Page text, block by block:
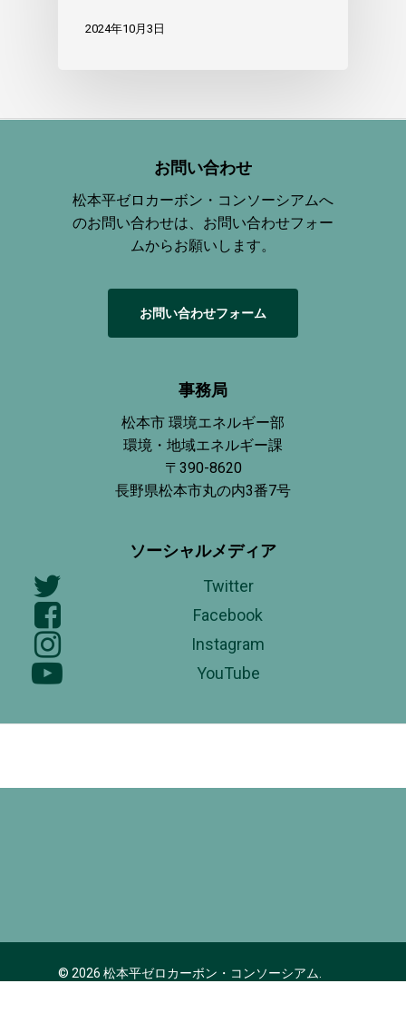
2024年10月3日
お問い合わせ
松本平ゼロカーボン・コンソーシアムへ
のお問い合わせは、お問い合わせフォー
ムからお願いします。
お問い合わせフォーム
事務局
松本市 環境エネルギー部
環境・地域エネルギー課
〒390-8620
長野県松本市丸の内3番7号
ソーシャルメディア
Twitter
Facebook
Instagram
YouTube
© 2026 松本平ゼロカーボン・コンソーシアム.